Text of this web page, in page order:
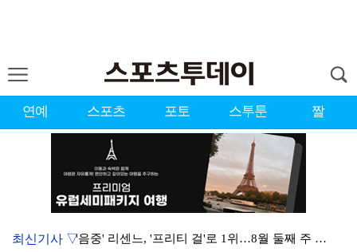
연예 스포츠 포토 스투툰 짤
'음중' 리센느, '프리티 걸'로 1위…8월 둘째 주 …
최신기사 ▽